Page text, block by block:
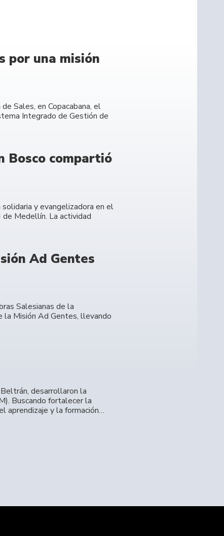
por una misión
Sales, en Copacabana, el
Integrado de Gestión de
Bosco compartió
y evangelizadora en el
de Medellín. La actividad
Ad Gentes
Salesianas de la
la Misión Ad Gentes, llevando
desarrollaron la
Buscando fortalecer la
aprendizaje y la formación…